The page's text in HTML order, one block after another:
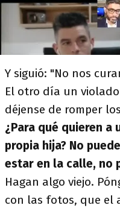
Y siguió: "No nos
El otro día un
déjense de romper
¿Para qué quieren a
propia hija? No
estar en la calle, no
Hagan algo viejo.
con las fotos, que el